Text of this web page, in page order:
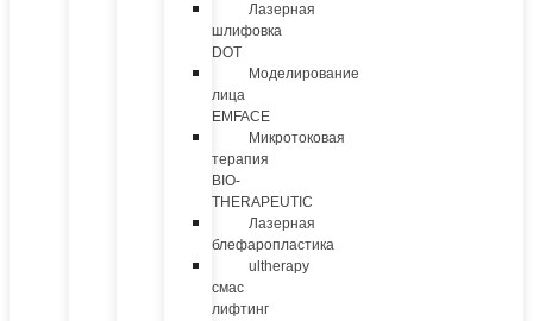
Лазерная
шлифовка
DOT
Моделирование
лица
EMFACE
Микротоковая
терапия
BIO-
THERAPEUTIC
Лазерная
блефаропластика
ultherapy
смас
лифтинг